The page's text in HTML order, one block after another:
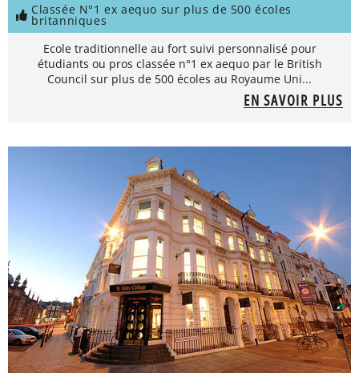
Classée N°1 ex aequo sur plus de 500 écoles
britanniques
Ecole traditionnelle au fort suivi personnalisé pour
étudiants ou pros classée n°1 ex aequo par le British
Council sur plus de 500 écoles au Royaume Uni...
EN SAVOIR PLUS